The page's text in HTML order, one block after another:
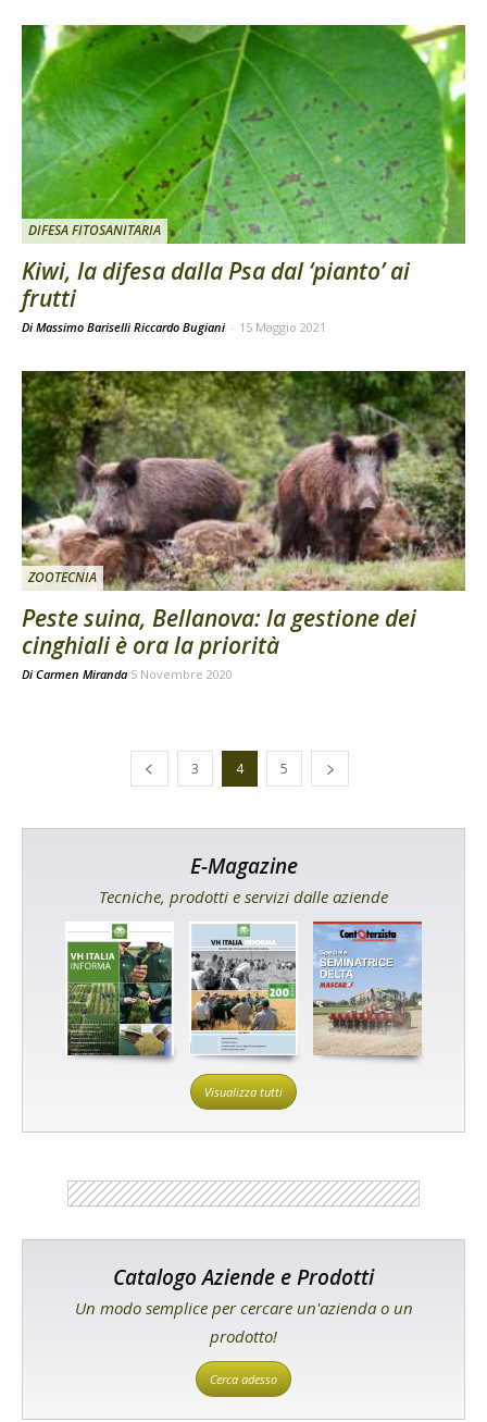
DIFESA FITOSANITARIA
Kiwi, la difesa dalla Psa dal ‘pianto’ ai
frutti
Di Massimo Bariselli Riccardo Bugiani - 15 Maggio 2021
ZOOTECNIA
Peste suina, Bellanova: la gestione dei
cinghiali è ora la priorità
Di Carmen Miranda 5 Novembre 2020
3 4 5
E-Magazine
Tecniche, prodotti e servizi dalle aziende
Visualizza tutti
Catalogo Aziende e Prodotti
Un modo semplice per cercare un'azienda o un
prodotto!
Cerca adesso